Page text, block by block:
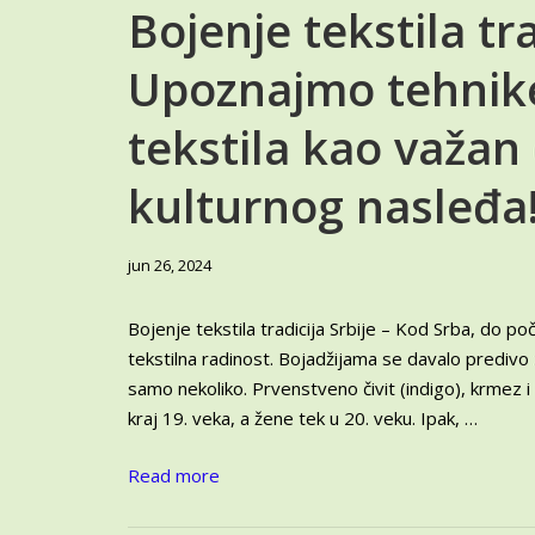
Bojenje tekstila
Upoznajmo
tekstila kao
kulturnog nasleđa!
jun 26, 2024jun
Bojenje tekstila tradicija Srbije – Kod Srba, do
tekstilna radinost. Bojadžijama se davalo
samo nekoliko. Prvenstveno čivit (indigo),
kraj 19. veka, a žene tek u 20. veku. Ipak, …
Read more